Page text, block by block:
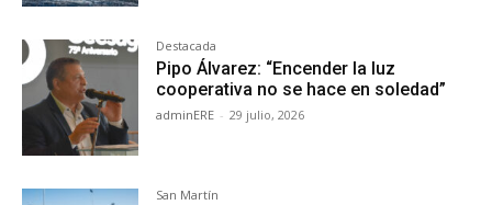
Destacada
Pipo Álvarez: “Encender la luz
cooperativa no se hace en soledad”
adminERE - 29 julio, 2026
San Martín